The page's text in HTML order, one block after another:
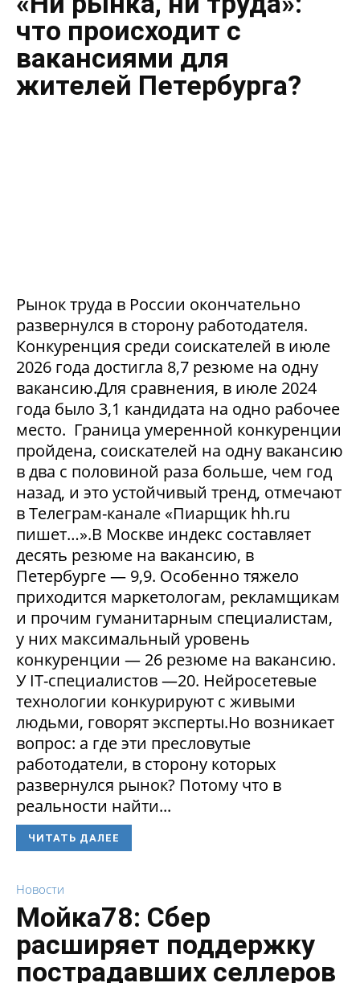
что происходит с
вакансиями для
жителей Петербурга?
Рынок труда в России окончательно
развернулся в сторону работодателя.
Конкуренция среди соискателей в июле
2026 года достигла 8,7 резюме на одну
вакансию.Для сравнения, в июле 2024
года было 3,1 кандидата на одно рабочее
место. Граница умеренной конкуренции
пройдена, соискателей на одну вакансию
в два с половиной раза больше, чем год
назад, и это устойчивый тренд, отмечают
в Телеграм-канале «Пиарщик hh.ru
пишет…».В Москве индекс составляет
десять резюме на вакансию, в
Петербурге — 9,9. Особенно тяжело
приходится маркетологам, рекламщикам
и прочим гуманитарным специалистам,
у них максимальный уровень
конкуренции — 26 резюме на вакансию.
У IT-специалистов —20. Нейросетевые
технологии конкурируют с живыми
людьми, говорят эксперты.Но возникает
вопрос: а где эти пресловутые
работодатели, в сторону которых
развернулся рынок? Потому что в
реальности найти...
ЧИТАТЬ ДАЛЕЕ
Новости
Мойка78: Сбер
расширяет поддержку
пострадавших селлеров